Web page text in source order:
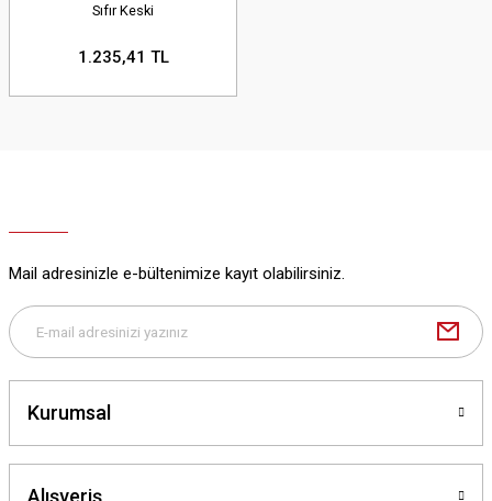
Sıfır Keski
1.235,41 TL
Mail adresinizle e-bültenimize kayıt olabilirsiniz.
Kurumsal